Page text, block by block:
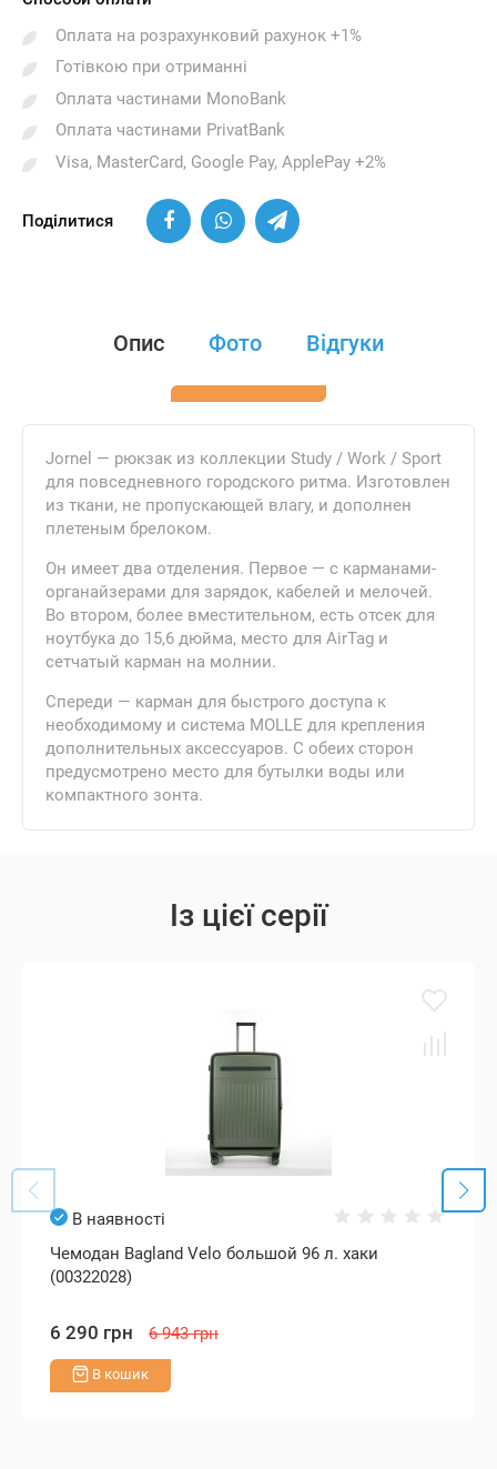
Оплата на розрахунковий рахунок +1%
Готівкою при отриманні
Оплата частинами MonoBank
Оплата частинами PrivatBank
Visa, MasterCard, Google Pay, ApplePay +2%
Поділитися
Опис Фото Відгуки
Jornel — рюкзак из коллекции Study / Work / Sport
для повседневного городского ритма. Изготовлен
из ткани, не пропускающей влагу, и дополнен
плетеным брелоком.
Он имеет два отделения. Первое — с карманами-
органайзерами для зарядок, кабелей и мелочей.
Во втором, более вместительном, есть отсек для
ноутбука до 15,6 дюйма, место для AirTag и
сетчатый карман на молнии.
Спереди — карман для быстрого доступа к
необходимому и система MOLLE для крепления
дополнительных аксессуаров. С обеих сторон
предусмотрено место для бутылки воды или
компактного зонта.
Із цієї серії
В наявності
Чемодан Bagland Velo большой 96 л. хаки
(00322028)
6 290 грн 6 943 грн
В кошик